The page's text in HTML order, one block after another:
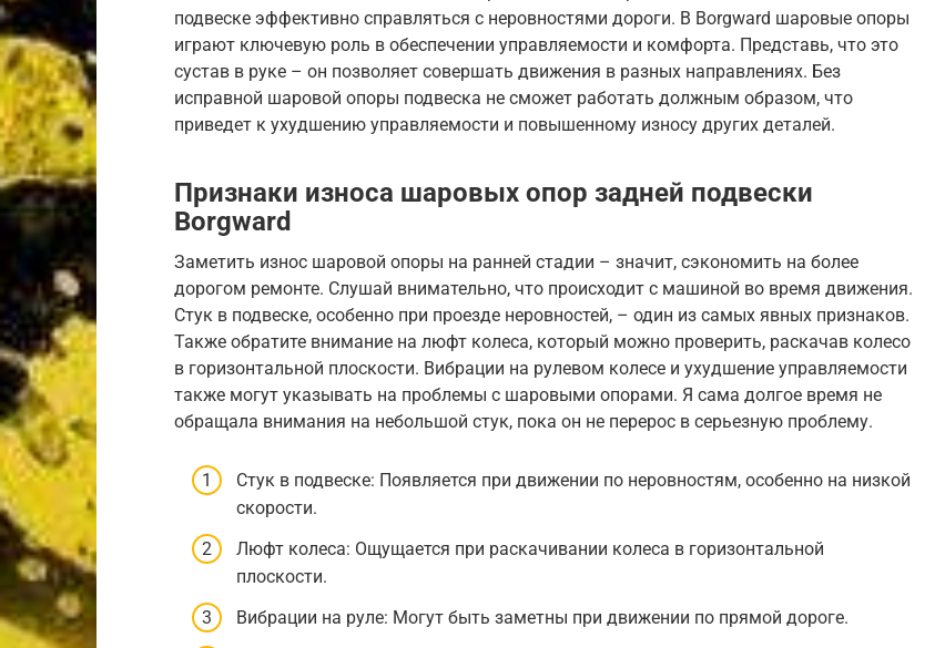
подвеске эффективно справляться с неровностями дороги. В Borgward шаровые опоры
играют ключевую роль в обеспечении управляемости и комфорта. Представь, что это
сустав в руке – он позволяет совершать движения в разных направлениях. Без
исправной шаровой опоры подвеска не сможет работать должным образом, что
приведет к ухудшению управляемости и повышенному износу других деталей.
Признаки износа шаровых опор задней подвески
Borgward
Заметить износ шаровой опоры на ранней стадии – значит, сэкономить на более
дорогом ремонте. Слушай внимательно, что происходит с машиной во время движения.
Стук в подвеске, особенно при проезде неровностей, – один из самых явных признаков.
Также обратите внимание на люфт колеса, который можно проверить, раскачав колесо
в горизонтальной плоскости. Вибрации на рулевом колесе и ухудшение управляемости
также могут указывать на проблемы с шаровыми опорами. Я сама долгое время не
обращала внимания на небольшой стук, пока он не перерос в серьезную проблему.
Стук в подвеске: Появляется при движении по неровностям, особенно на низкой
скорости.
Люфт колеса: Ощущается при раскачивании колеса в горизонтальной
плоскости.
Вибрации на руле: Могут быть заметны при движении по прямой дороге.